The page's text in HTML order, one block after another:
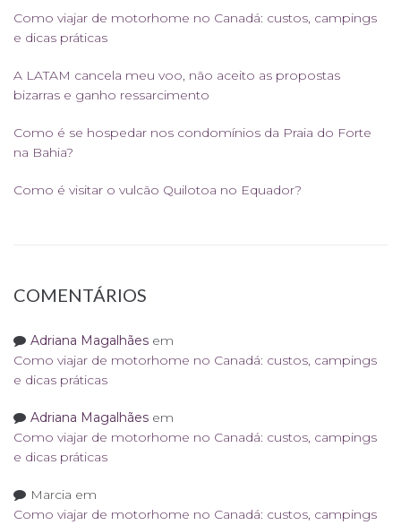
Como viajar de motorhome no Canadá: custos, campings
e dicas práticas
A LATAM cancela meu voo, não aceito as propostas
bizarras e ganho ressarcimento
Como é se hospedar nos condomínios da Praia do Forte
na Bahia?
Como é visitar o vulcão Quilotoa no Equador?
COMENTÁRIOS
Adriana Magalhães em
Como viajar de motorhome no Canadá: custos, campings
e dicas práticas
Adriana Magalhães em
Como viajar de motorhome no Canadá: custos, campings
e dicas práticas
Marcia em
Como viajar de motorhome no Canadá: custos, campings